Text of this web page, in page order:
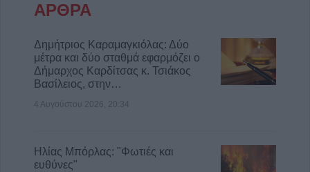
Ε.Φ.Ε.Τ.: Ανάκληση μη ασφαλών τροφίμων
γλυκισμάτων
5 Αυγούστου 2026, 15:48
Τάσος Τσιαπλές: Μεγάλες οι ευθύνες
κυβέρνησης και περιφέρειας Θεσσαλίας, για
ΑΡΘΡΑ
Δημήτριος Καραμαγκιόλας: Δύο
μέτρα και δύο σταθμά εφαρμόζει ο
Δήμαρχος Καρδίτσας κ. Τσιάκος
Βασίλειος, στην…
4 Αυγούστου 2026, 20:34
Ηλίας Μπόρλας: "Φωτιές και
ευθύνες"